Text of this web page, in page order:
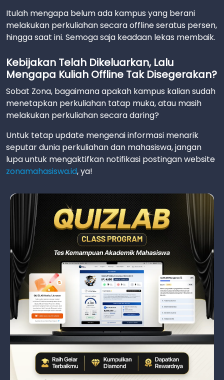
Itulah mengapa belum ada kampus yang berani
melakukan perkuliahan secara offline seratus persen,
hingga saat ini. Semoga saja keadaan lekas membaik.
Kebijakan Telah Dikeluarkan, Lalu
Mengapa Kuliah Offline Tak Disegerakan?
Sobat Zona, bagaimana apakah kampus kalian sudah
menetapkan perkuliahan tatap muka, atau masih
melakukan perkuliahan secara daring?
Untuk tetap update mengenai informasi menarik
seputar dunia perkuliahan dan mahasiswa, jangan
lupa untuk mengaktifkan notifikasi postingan website
zonamahasiswa.id, ya!